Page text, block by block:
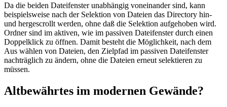
Da die beiden Dateifenster unabhängig voneinander sind, kann
beispielsweise nach der Selektion von Dateien das Directory hin-
und hergescrollt werden, ohne daß die Selektion aufgehoben wird.
Ordner sind im aktiven, wie im passiven Dateifenster durch einen
Doppelklick zu öffnen. Damit besteht die Möglichkeit, nach dem
Aus wählen von Dateien, den Zielpfad im passiven Dateifenster
nachträglich zu ändern, ohne die Dateien erneut selektieren zu
müssen.
Altbewährtes im modernen Gewände?